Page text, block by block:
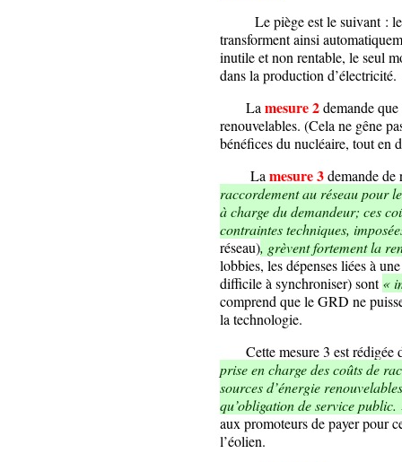
Le piège est le suivant : les
transforment ainsi
inutile et non rentable, le seul
dans la production d’électricité.
Lamesure 2demande
renouvelables. (Cela ne gêne
bénéfices du nucléaire, tout en
Lamesure 3demande
raccordement au réseau pour
à charge du demandeur; ces
contraintes techniques,
réseau), grèvent fortement la
lobbies, les dépenses liées à
difficile à synchroniser) sont«
comprend que le GRD ne
la technologie.
Cette mesure 3 est rédigée
prise en charge des coûts de
sources d’énergie
qu’obligation de service public.
aux promoteurs de payer pour
l’éolien.